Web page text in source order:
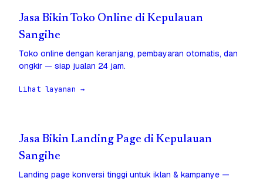
Jasa Bikin Toko Online di Kepulauan
Sangihe
Toko online dengan keranjang, pembayaran otomatis, dan
ongkir — siap jualan 24 jam.
Lihat layanan →
Jasa Bikin Landing Page di Kepulauan
Sangihe
Landing page konversi tinggi untuk iklan & kampanye —